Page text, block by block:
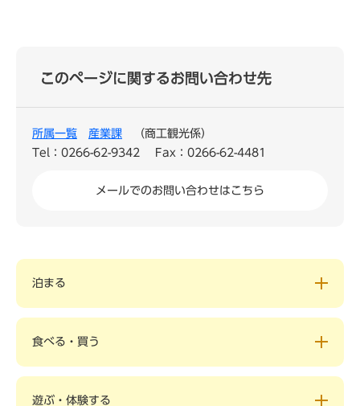
このページに関するお問い合わせ先
所属一覧 産業課
商工観光係
Tel：0266-62-9342
Fax：0266-62-4481
メールでのお問い合わせはこちら
泊まる
食べる・買う
遊ぶ・体験する